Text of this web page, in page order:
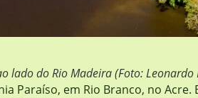
lado do Rio Madeira (Foto: Leonardo
Paraíso, em Rio Branco, no